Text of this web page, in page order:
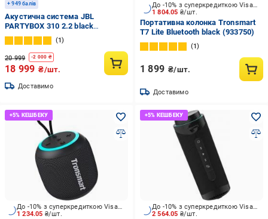
+ 949 балів
Акустична система JBL
PARTYBOX 310 2.2 black
(JBLPARTYBOX310EP)
1
20 999 -2 000 ₴
18 999 ₴/шт.
Доставимо
1 804.05 ₴/шт.
До -10% з суперкредиткою Visa Вигода
Портативна колонка Tronsmart
T7 Lite Bluetooth black (933750)
1
1 899 ₴/шт.
Доставимо
1 234.05 ₴/шт.
До -10% з суперкредиткою Visa Вигода
2 564.05 ₴/шт.
До -10% з суперкредиткою Visa Вигода